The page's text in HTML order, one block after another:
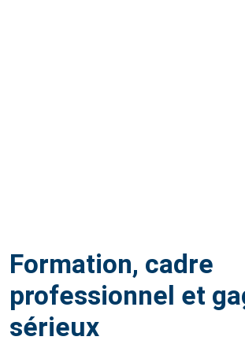
Formation, cadre
professionnel et
sérieux